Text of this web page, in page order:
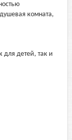
комната,
для детей, так и